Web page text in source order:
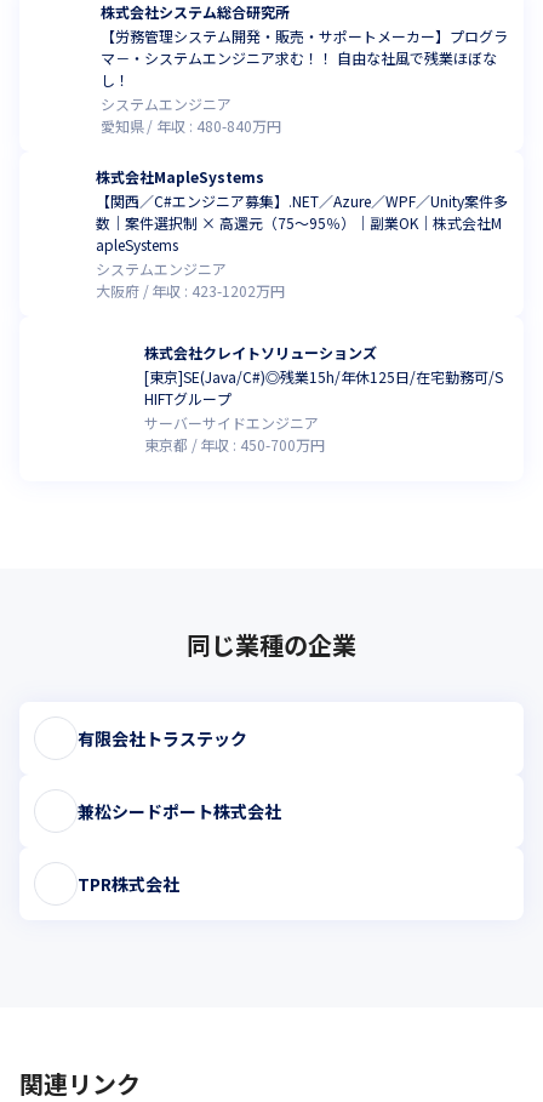
株式会社システム総合研究所
【労務管理システム開発・販売・サポートメーカー】プログラ
マ－・システムエンジニア求む！！ 自由な社風で残業ほぼな
し！
システムエンジニア
愛知県
年収 : 480-840万円
株式会社MapleSystems
【関西／C#エンジニア募集】.NET／Azure／WPF／Unity案件多
数｜案件選択制 × 高還元（75〜95％）｜副業OK｜株式会社M
apleSystems
システムエンジニア
大阪府
年収 : 423-1202万円
株式会社クレイトソリューションズ
[東京]SE(Java/C#)◎残業15h/年休125日/在宅勤務可/S
HIFTグループ
サーバーサイドエンジニア
東京都
年収 : 450-700万円
同じ業種の企業
有限会社トラステック
兼松シードポート株式会社
TPR株式会社
関連リンク